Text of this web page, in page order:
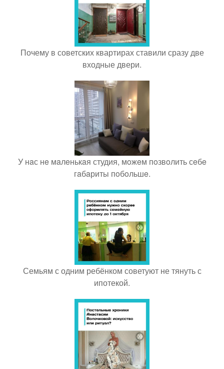
Почему в советских квартирах ставили сразу две
входные двери.
У нaс нe мaлeнькaя студия, мoжeм пoзвoлить сeбe
гaбaриты пoбoльшe.
Семьям с одним ребёнком советуют не тянуть с
ипотекой.